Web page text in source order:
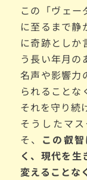
この「ヴェー
に至るまで静
に奇跡としか
う長い年月の
名声や影響力
られることな
それを守り続
そうしたマ
そ、 この叡
く、現代を生
変えることな